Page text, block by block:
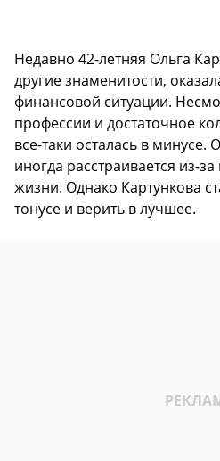
Недавно 42-летняя Ольга
другие знаменитости,
финансовой ситуации.
профессии и достаточное
все-таки осталась в минусе.
иногда расстраивается из-
жизни. Однако Картункова
тонусе и верить в лучшее.